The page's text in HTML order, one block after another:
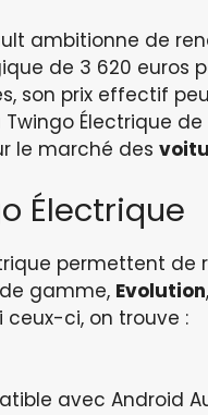
ambitionne de
de 3 620 euros
son prix effectif
Électrique
le marché des
Électrique
permettent de
gamme, Evolution
ceux-ci, on trouve :
avec Android